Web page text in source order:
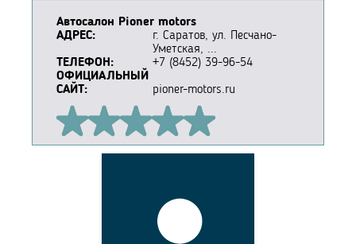
Автосалон Pioner motors
АДРЕС:
г. Саратов, ул. Песчано-
Уметская, ...
ТЕЛЕФОН:
+7 (8452) 39-96-54
ОФИЦИАЛЬНЫЙ
САЙТ:
pioner-motors.ru